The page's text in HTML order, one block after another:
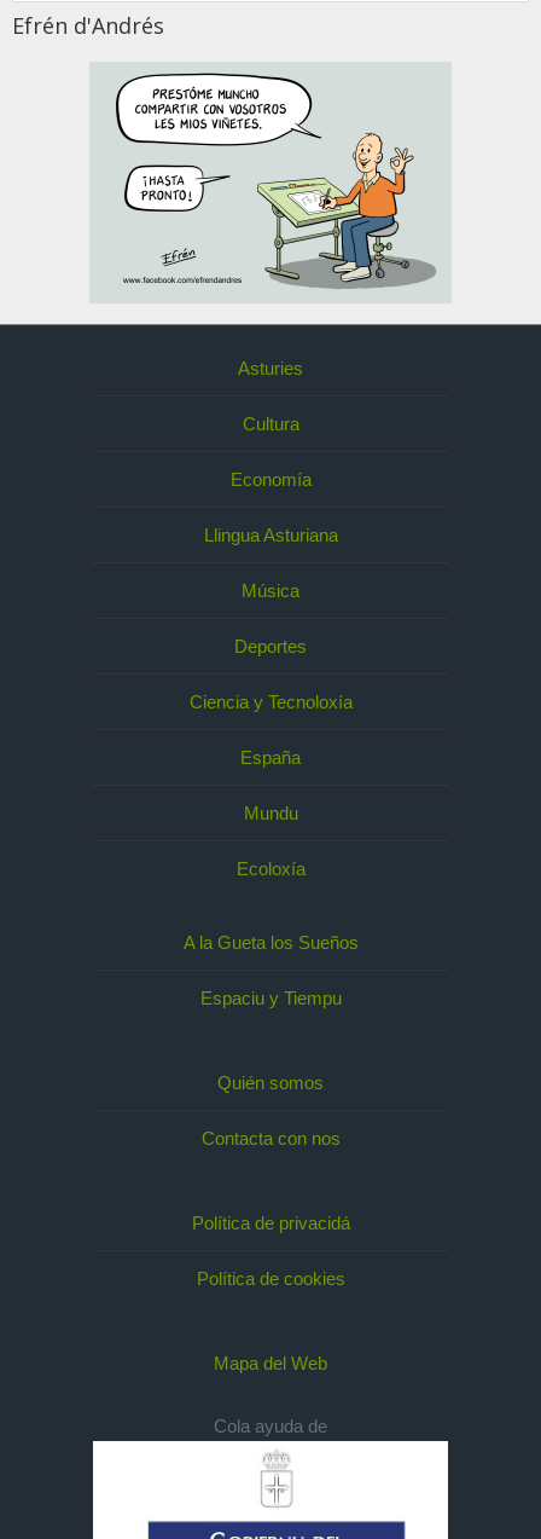
Efrén d'Andrés
Asturies
Cultura
Economía
Llingua Asturiana
Música
Deportes
Ciencia y Tecnoloxía
España
Mundu
Ecoloxía
A la Gueta los Sueños
Espaciu y Tiempu
Quién somos
Contacta con nos
Política de privacidá
Política de cookies
Mapa del Web
Cola ayuda de